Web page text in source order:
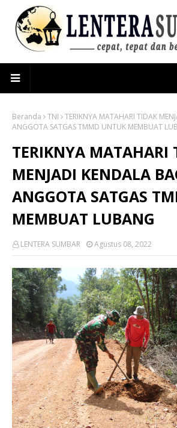
Beranda TNI
TERIKNYA MATAHARI TIDAK
ANGGOTA SATGAS TMMD UNTUK MEMBUAT
TERIKNYA MATAHARI
MENJADI KENDALA
ANGGOTA SATGAS
MEMBUAT LUBANG
LENTERA SUMBAR Agustus 08, 2022